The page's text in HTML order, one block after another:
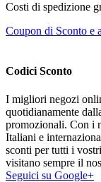
Costi di spedizione
Coupon di Sconto e
Codici Sconto
I migliori negozi
quotidianamente
promozionali. Con i
Italiani e
sconti per tutti i
visitano sempre il
Seguici su Google+